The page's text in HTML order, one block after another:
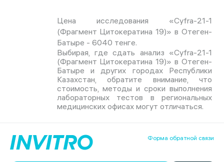
Цена исследования «Cyfra-21-1
(Фрагмент Цитокератина 19)» в Отеген-
Батыре - 6040 тенге.
Выбирая, где сдать анализ «Cyfra-21-1
(Фрагмент Цитокератина 19)» в Отеген-
Батыре и других городах Республики
Казахстан, обратите внимание, что
стоимость, методы и сроки выполнения
лабораторных тестов в региональных
медицинских офисах могут отличаться.
Форма обратной связи